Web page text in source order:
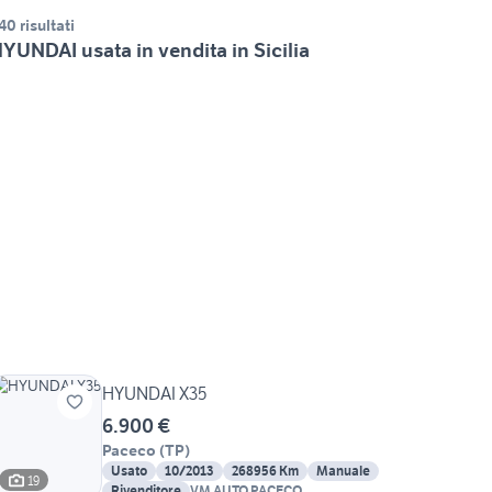
risultati
usata in vendita in Sicilia
19
HYUNDAI X35
6.900 €
Paceco (TP)
Usato 10/2013 268956 Km
Manuale